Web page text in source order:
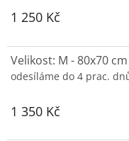
1 250 Kč
Velikost: M - 80x70
odesíláme do 4 prac.
1 350 Kč